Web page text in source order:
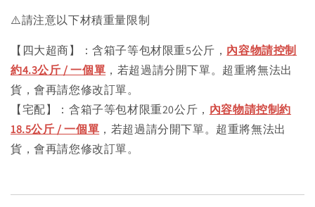
⚠️請注意以下材積重量限制
【四大超商】：含箱子等包材限重5公斤， 內容物請控制
約4.3公斤 / 一個單 ，若超過請分開下單。超重將無法出
貨，會再請您修改訂單。
【宅配】：含箱子等包材限重20公斤， 內容物請控制約
18.5公斤 / 一個單 ，若超過請分開下單。超重將無法出
貨，會再請您修改訂單。